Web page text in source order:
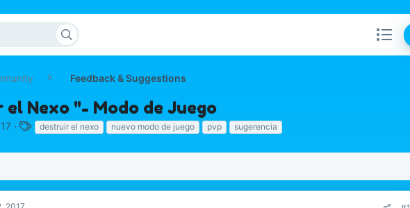
Feedback & Suggestions
Nexo "- Modo de Juego
T
g
destruir el nexo nuevo modo de juego pvp sugerencia